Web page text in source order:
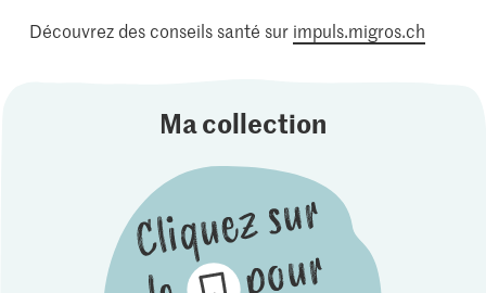
Découvrez des conseils santé sur impuls.migros.ch
Ma collection